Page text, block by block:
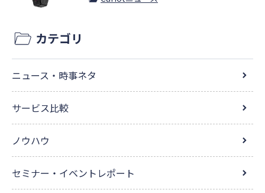
カテゴリ
ニュース・時事ネタ
サービス比較
ノウハウ
セミナー・イベントレポート